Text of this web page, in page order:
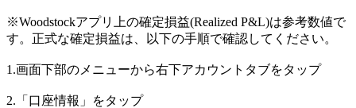
※Woodstockアプリ上の確定損益(Realized P&L)は参考数値で
す。正式な確定損益は、以下の手順で確認してください。
1.画面下部のメニューから右下アカウントタブをタップ
2.「口座情報」をタップ